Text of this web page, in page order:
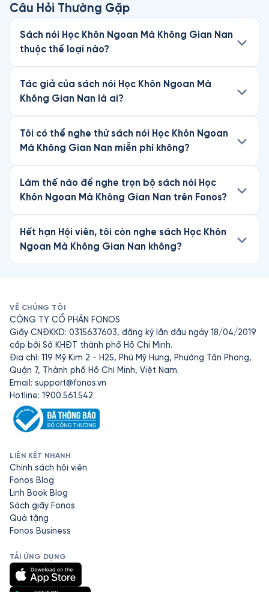
Câu Hỏi Thường Gặp
Sách nói Học Khôn Ngoan Mà Không Gian Nan
thuộc thể loại nào?
Tác giả của sách nói Học Khôn Ngoan Mà
Không Gian Nan là ai?
Tôi có thể nghe thử sách nói Học Khôn Ngoan
Mà Không Gian Nan miễn phí không?
Làm thế nào để nghe trọn bộ sách nói Học
Khôn Ngoan Mà Không Gian Nan trên Fonos?
Hết hạn Hội viên, tôi còn nghe sách Học Khôn
Ngoan Mà Không Gian Nan không?
VỀ CHÚNG TÔI
CÔNG TY CỔ PHẦN FONOS
Giấy CNĐKKD: 0315637603, đăng ký lần đầu ngày 18/04/2019
cấp bởi Sở KHĐT thành phố Hồ Chí Minh.
Địa chỉ: 119 Mỹ Kim 2 - H25, Phú Mỹ Hưng, Phường Tân Phong,
Quận 7, Thành phố Hồ Chí Minh, Việt Nam.
Email: support@fonos.vn
Hotline: 1900.561.542
LIÊN KẾT NHANH
Chính sách hội viên
Fonos Blog
Linh Book Blog
Sách giấy Fonos
Quà tặng
Fonos Business
TẢI ỨNG DỤNG